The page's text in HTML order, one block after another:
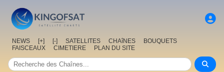
NEWS [+] [-] SATELLITES CHAîNES
BOUQUETS
FAISCEAUX
CIMETIERE PLAN DU SITE